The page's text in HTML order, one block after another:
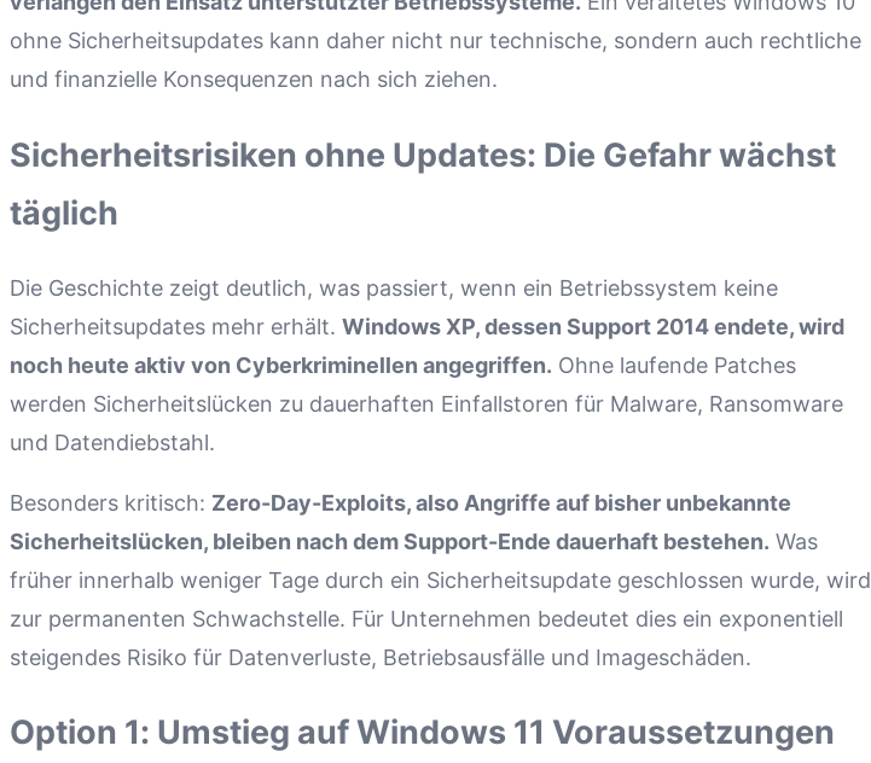
ohne Sicherheitsupdates kann daher nicht nur technische, sondern auch rechtliche
und finanzielle Konsequenzen nach sich ziehen.
Sicherheitsrisiken ohne Updates: Die Gefahr wächst
täglich
Die Geschichte zeigt deutlich, was passiert, wenn ein Betriebssystem keine
Sicherheitsupdates mehr erhält. Windows XP, dessen Support 2014 endete, wird
noch heute aktiv von Cyberkriminellen angegriffen. Ohne laufende Patches
werden Sicherheitslücken zu dauerhaften Einfallstoren für Malware, Ransomware
und Datendiebstahl.
Besonders kritisch: Zero-Day-Exploits, also Angriffe auf bisher unbekannte
Sicherheitslücken, bleiben nach dem Support-Ende dauerhaft bestehen. Was
früher innerhalb weniger Tage durch ein Sicherheitsupdate geschlossen wurde, wird
zur permanenten Schwachstelle. Für Unternehmen bedeutet dies ein exponentiell
steigendes Risiko für Datenverluste, Betriebsausfälle und Imageschäden.
Option 1: Umstieg auf Windows 11 Voraussetzungen